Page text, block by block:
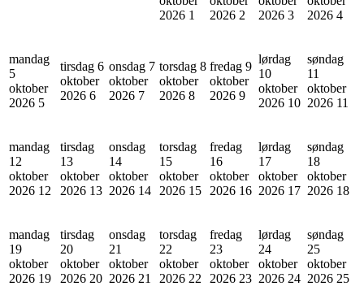
2026 1
2026 2
2026 3
2026 4
mandag
5
oktober
2026 5
tirsdag 6
oktober
2026 6
onsdag 7
oktober
2026 7
torsdag 8
oktober
2026 8
fredag 9
oktober
2026 9
lørdag
10
oktober
2026 10
søndag
11
oktober
2026 11
mandag
12
oktober
2026 12
tirsdag
13
oktober
2026 13
onsdag
14
oktober
2026 14
torsdag
15
oktober
2026 15
fredag
16
oktober
2026 16
lørdag
17
oktober
2026 17
søndag
18
oktober
2026 18
mandag
19
oktober
2026 19
tirsdag
20
oktober
2026 20
onsdag
21
oktober
2026 21
torsdag
22
oktober
2026 22
fredag
23
oktober
2026 23
lørdag
24
oktober
2026 24
søndag
25
oktober
2026 25